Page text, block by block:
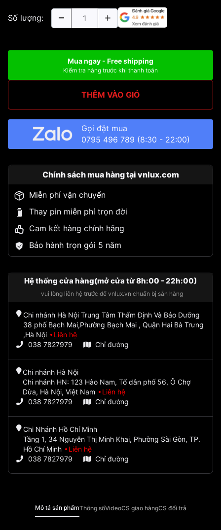
Số lượng:
Mua ngay - Free shipping
Kiểm tra hàng trước khi thanh toán
THÊM VÀO GIỎ
Gọi đặt mua
0795 496 789 (8:30 - 22:00)
Chính sách mua hàng tại vnlux.com
Miễn phí vận chuyển
Thay pin miễn phí trọn đời
Cam kết hàng chính hãng
Bảo hành trọn gói 5 năm
Hệ thống cửa hàng(mở cửa từ 8h:00 - 22h:00)
vui lòng liên hệ trước để vnlux.vn chuẩn bị sẵn hàng
Chi nhánh Hà Nội Trung Tâm Thẩm Định Và Bảo Dưỡng
38 phố Bạch Mai,Phường Bạch Mai , Quận Hai Bà Trưng
,Hà Nội
Liên hệ
038 7827979
Chỉ đường
Chi nhánh Hà Nội
Chi nhánh HN: 123 Hào Nam, Tổ dân phố 56, Ô Chợ
Dừa, Hà Nội, Việt Nam
Liên hệ
038 7827979
Chỉ đường
Chi Nhánh Hồ Chí Minh
Tầng 1, 34 Nguyễn Thị Minh Khai, Phường Sài Gòn, TP.
Hồ Chí Minh
Liên hệ
038 7827979
Chỉ đường
Mô tả sản phẩmThông sốVideoCS giao hàngCS đổi trả